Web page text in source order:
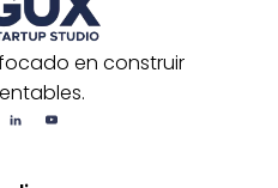
en construir